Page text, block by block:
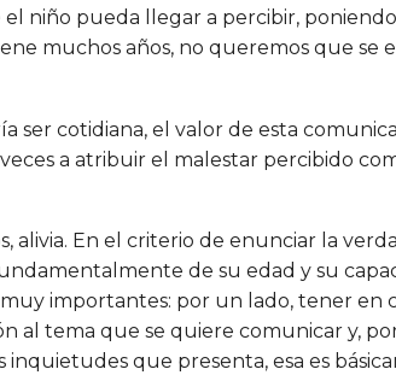
niño pueda llegar a percibir, poniendo
muchos años, no queremos que se
ser cotidiana, el valor de esta
a atribuir el malestar percibido
alivia. En el criterio de enunciar la
de su edad y su
importantes: por un lado, tener
al tema que se quiere comunicar y,
que presenta, esa es